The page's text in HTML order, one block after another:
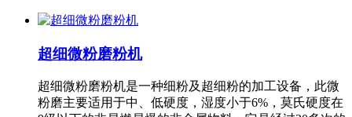
超细微粉磨粉机
超细微粉磨粉机是一种细粉及超细粉的加工设备，此微
粉磨主要适用于中、低硬度，湿度小于6%，莫氏硬度在